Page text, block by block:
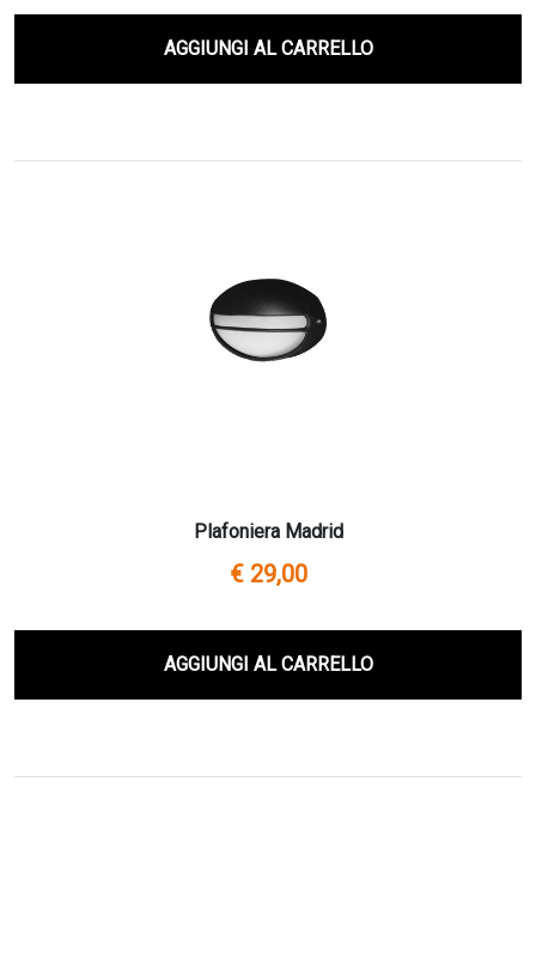
AGGIUNGI AL CARRELLO
Plafoniera Madrid
€ 29,00
AGGIUNGI AL CARRELLO